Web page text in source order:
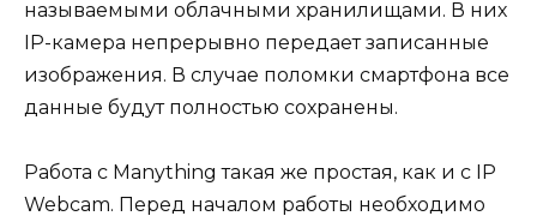
называемыми облачными хранилищами. В них
IP-камера непрерывно передает записанные
изображения. В случае поломки смартфона все
данные будут полностью сохранены.
Работа с Manything такая же простая, как и с IP
Webcam. Перед началом работы необходимо